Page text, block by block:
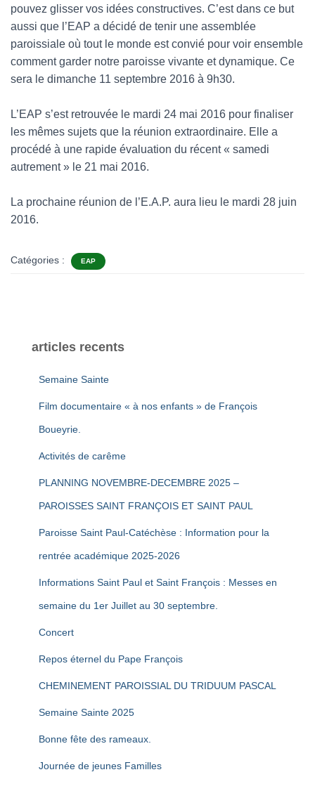
pouvez glisser vos idées constructives. C’est dans ce but
aussi que l’EAP a décidé de tenir une assemblée
paroissiale où tout le monde est convié pour voir ensemble
comment garder notre paroisse vivante et dynamique. Ce
sera le dimanche 11 septembre 2016 à 9h30.
L’EAP s’est retrouvée le mardi 24 mai 2016 pour finaliser
les mêmes sujets que la réunion extraordinaire. Elle a
procédé à une rapide évaluation du récent « samedi
autrement » le 21 mai 2016.
La prochaine réunion de l’E.A.P. aura lieu le mardi 28 juin
2016.
Catégories : EAP
articles recents
Semaine Sainte
Film documentaire « à nos enfants » de François
Boueyrie.
Activités de carême
PLANNING NOVEMBRE-DECEMBRE 2025 –
PAROISSES SAINT FRANÇOIS ET SAINT PAUL
Paroisse Saint Paul-Catéchèse : Information pour la
rentrée académique 2025-2026
Informations Saint Paul et Saint François : Messes en
semaine du 1er Juillet au 30 septembre.
Concert
Repos éternel du Pape François
CHEMINEMENT PAROISSIAL DU TRIDUUM PASCAL
Semaine Sainte 2025
Bonne fête des rameaux.
Journée de jeunes Familles